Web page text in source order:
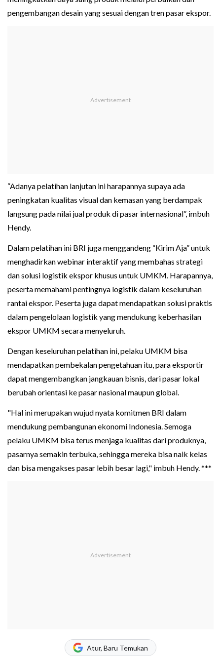
pengembangan desain yang sesuai dengan tren pasar ekspor.
“Adanya pelatihan lanjutan ini harapannya supaya ada
peningkatan kualitas visual dan kemasan yang berdampak
langsung pada nilai jual produk di pasar internasional”, imbuh
Hendy.
Dalam pelatihan ini BRI juga menggandeng “Kirim Aja” untuk
menghadirkan webinar interaktif yang membahas strategi
dan solusi logistik ekspor khusus untuk UMKM. Harapannya,
peserta memahami pentingnya logistik dalam keseluruhan
rantai ekspor. Peserta juga dapat mendapatkan solusi praktis
dalam pengelolaan logistik yang mendukung keberhasilan
ekspor UMKM secara menyeluruh.
Dengan keseluruhan pelatihan ini, pelaku UMKM bisa
mendapatkan pembekalan pengetahuan itu, para eksportir
dapat mengembangkan jangkauan bisnis, dari pasar lokal
berubah orientasi ke pasar nasional maupun global.
"Hal ini merupakan wujud nyata komitmen BRI dalam
mendukung pembangunan ekonomi Indonesia. Semoga
pelaku UMKM bisa terus menjaga kualitas dari produknya,
pasarnya semakin terbuka, sehingga mereka bisa naik kelas
dan bisa mengakses pasar lebih besar lagi," imbuh Hendy. ***
Atur, Baru Temukan